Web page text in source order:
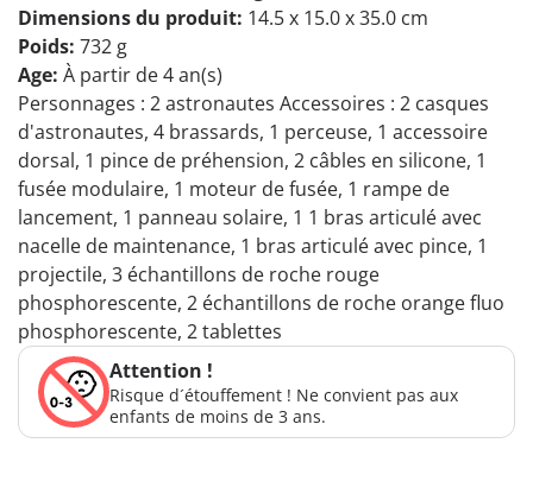
Dimensions du produit: 14.5 x 15.0 x 35.0 cm
Poids: 732 g
Age: À partir de 4 an(s)
Personnages : 2 astronautes Accessoires : 2 casques
d'astronautes, 4 brassards, 1 perceuse, 1 accessoire
dorsal, 1 pince de préhension, 2 câbles en silicone, 1
fusée modulaire, 1 moteur de fusée, 1 rampe de
lancement, 1 panneau solaire, 1 1 bras articulé avec
nacelle de maintenance, 1 bras articulé avec pince, 1
projectile, 3 échantillons de roche rouge
phosphorescente, 2 échantillons de roche orange fluo
phosphorescente, 2 tablettes
Attention !
Risque d´étouffement ! Ne convient pas aux
enfants de moins de 3 ans.